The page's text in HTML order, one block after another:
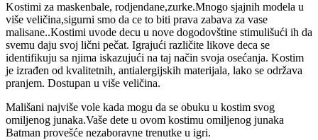
Kostimi za maskenbale, rodjendane,zurke.Mnogo sjajnih modela u
više veličina,sigurni smo da ce to biti prava zabava za vase
malisane..Kostimi uvode decu u nove dogodovštine stimulišući ih da
svemu daju svoj lični pečat. Igrajući različite likove deca se
identifikuju sa njima iskazujući na taj način svoja osećanja. Kostim
je izrađen od kvalitetnih, antialergijskih materijala, lako se održava
pranjem. Dostupan u više veličina.
Mališani najviše vole kada mogu da se obuku u kostim svog
omiljenog junaka.Vaše dete u ovom kostimu omiljenog junaka
Batman provešće nezaboravne trenutke u igri.